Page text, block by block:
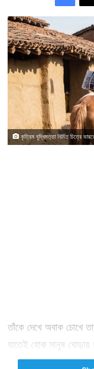
কৃত্রিম বুদ্ধিমত্তা নির্মিত চিত্রে
তাঁকে দেখে অবাক চোখে
যাতেই হোক মানুষ ঘোড়ায়
পিছনে ফেলে তিনি